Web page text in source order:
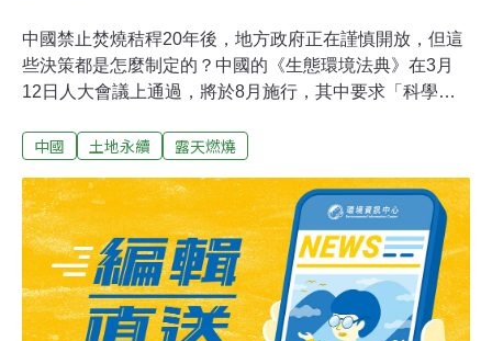
中國禁止焚燒秸稈20年後，地方政府正在謹慎開放，但這
些決策都是怎麼制定的？中國的《生態環境法典》在3月
12日人大會議上通過，將於8月施行，其中要求「科學精
品質的單一目標，轉向環境保護和農民生計、生產的平
保為目標，其實有民生代價的。
中國 土地永續 露天燃燒